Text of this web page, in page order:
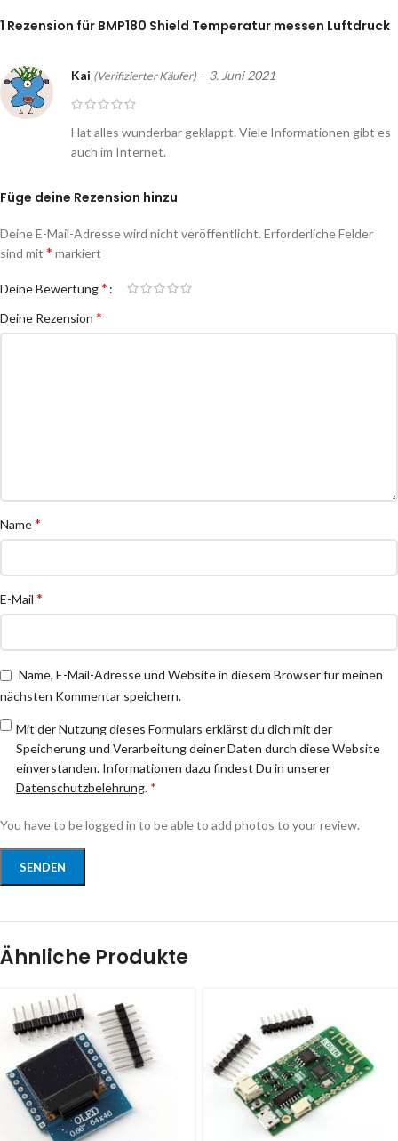
1 Rezension für BMP180 Shield Temperatur messen Luftdruck
Kai (Verifizierter Käufer) – 3. Juni 2021
Hat alles wunderbar geklappt. Viele Informationen gibt es
auch im Internet.
Füge deine Rezension hinzu
Deine E-Mail-Adresse wird nicht veröffentlicht. Erforderliche Felder
sind mit * markiert
Deine Bewertung*
Deine Rezension *
Name*
E-Mail *
Name, E-Mail-Adresse und Website in diesem Browser für meinen
nächsten Kommentar speichern.
Mit der Nutzung dieses Formulars erklärst du dich mit der
Speicherung und Verarbeitung deiner Daten durch diese Website
einverstanden. Informationen dazu findest Du in unserer
Datenschutzbelehrung. *
You have to be logged in to be able to add photos to your review.
Ähnliche Produkte